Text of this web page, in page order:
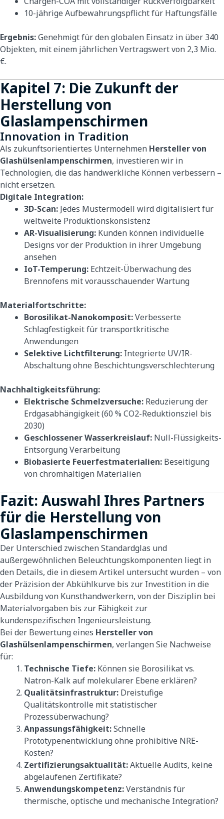
10-jährige Aufbewahrungspflicht für Haftungsfälle
Ergebnis:Genehmigt für den globalen Einsatz in über 340
Objekten, mit einem jährlichen Vertragswert von 2,3 Mio.
€.
Kapitel 7: Die Zukunft der
Herstellung von
Glaslampenschirmen
Innovation in Tradition
Als zukunftsorientiertes Unternehmen Hersteller von
Glashülsenlampenschirmen, investieren wir in
Technologien, die das handwerkliche Können verbessern –
nicht ersetzen.
Digitale Integration:
3D-Scan: Jedes Mustermodell wird digitalisiert für
weltweite Produktionskonsistenz
AR-Visualisierung: Kunden können individuelle
Designs vor der Produktion in ihrer Umgebung
ansehen
IoT-Temperung: Echtzeit-Überwachung des
Brennofens mit vorausschauender Wartung
Materialfortschritte:
Borosilikat-Nanokomposit:Verbesserte
Schlagfestigkeit für transportkritische
Anwendungen
Selektive Lichtfilterung: Integrierte UV/IR-
Abschaltung ohne Beschichtungsverschlechterung
Nachhaltigkeitsführung:
Elektrische Schmelzversuche: Reduzierung der
Erdgasabhängigkeit (60 % CO2-Reduktionsziel bis
2030)
Geschlossener Wasserkreislauf: Null-Flüssigkeits-
Entsorgung Verarbeitung
Biobasierte Feuerfestmaterialien: Beseitigung
von chromhaltigen Materialien
Fazit: Auswahl Ihres Partners
für die Herstellung von
Glaslampenschirmen
Der Unterschied zwischen Standardglas und
außergewöhnlichen Beleuchtungskomponenten liegt in
den Details, die in diesem Artikel untersucht wurden – von
der Präzision der Abkühlkurve bis zur Investition in die
Ausbildung von Kunsthandwerkern, von der Disziplin bei
Materialvorgaben bis zur Fähigkeit zur
kundenspezifischen Ingenieursleistung.
Bei der Bewertung eines Hersteller von
Glashülsenlampenschirmen, verlangen Sie Nachweise
für:
Technische Tiefe: Können sie Borosilikat vs.
Natron-Kalk auf molekularer Ebene erklären?
Qualitätsinfrastruktur: Dreistufige
Qualitätskontrolle mit statistischer
Prozessüberwachung?
Anpassungsfähigkeit:Schnelle
Prototypenentwicklung ohne prohibitive NRE-
Kosten?
Zertifizierungsaktualität:Aktuelle Audits, keine
abgelaufenen Zertifikate?
Anwendungskompetenz:Verständnis für
thermische, optische und mechanische Integration?